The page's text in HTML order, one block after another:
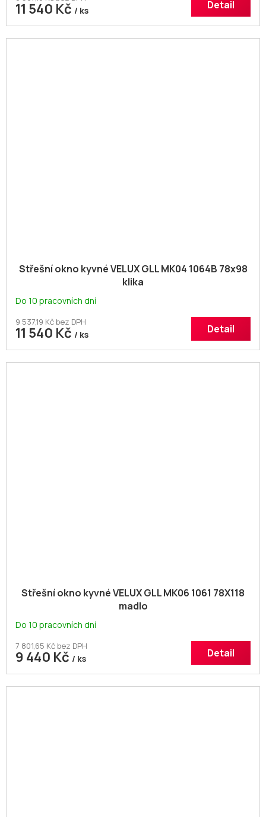
11 540 Kč / ks Detail
Střešní okno kyvné VELUX GLL MK04 1064B 78x98
klika
Do 10 pracovních dní
9 537,19 Kč bez DPH
11 540 Kč / ks Detail
Střešní okno kyvné VELUX GLL MK06 1061 78X118
madlo
Do 10 pracovních dní
7 801,65 Kč bez DPH
9 440 Kč / ks Detail